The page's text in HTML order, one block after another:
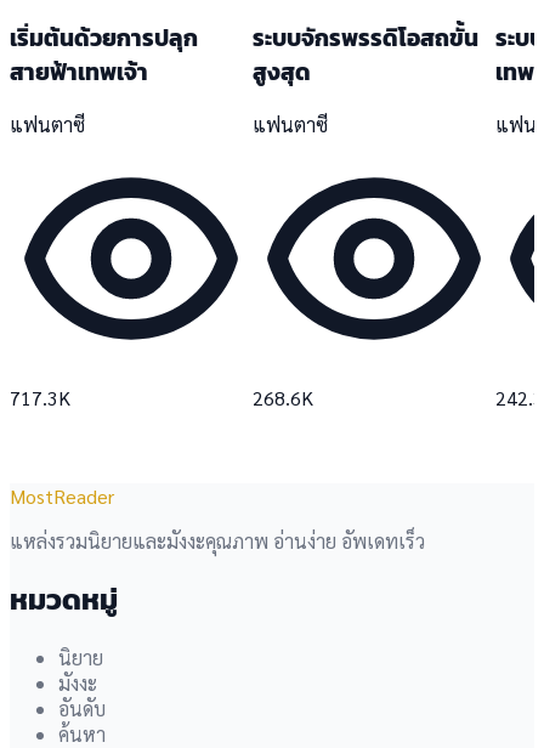
เริ่มต้นด้วยการปลุก
สายฟ้าเทพเจ้า
แฟนตาซี
717.3K
ระบบจักรพรรดิโอสถขั้น
สูงสุด
แฟนตาซี
268.6K
ระบ
เทพ
แฟน
MostReader
แหล่งรวมนิยายและมังงะคุณภาพ อ่านง่าย อัพเดทเร็ว
หมวดหมู่
นิยาย
มังงะ
อันดับ
ค้นหา